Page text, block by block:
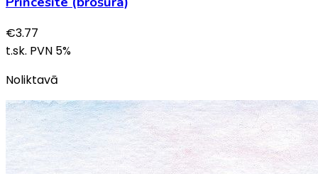
€3.77
t.sk. PVN 5%
Noliktavā